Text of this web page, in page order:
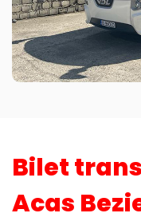
Bilet
Acas